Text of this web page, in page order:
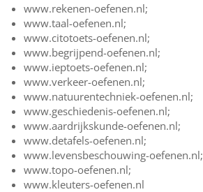
www.rekenen-oefenen.nl;
www.taal-oefenen.nl;
www.citotoets-oefenen.nl;
www.begrijpend-oefenen.nl;
www.ieptoets-oefenen.nl;
www.verkeer-oefenen.nl;
www.natuurentechniek-oefenen.nl;
www.geschiedenis-oefenen.nl;
www.aardrijkskunde-oefenen.nl;
www.detafels-oefenen.nl;
www.levensbeschouwing-oefenen.nl;
www.topo-oefenen.nl;
www.kleuters-oefenen.nl